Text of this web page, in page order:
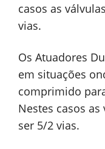
casos as
vias.
Os Atuadores
em situações
comprimido
Nestes casos
ser 5/2 vias.